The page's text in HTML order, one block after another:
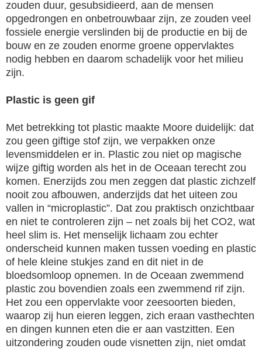
zouden duur, gesubsidieerd, aan de mensen
opgedrongen en onbetrouwbaar zijn, ze zouden veel
fossiele energie verslinden bij de productie en bij de
bouw en ze zouden enorme groene oppervlaktes
nodig hebben en daarom schadelijk voor het milieu
zijn.
Plastic is geen gif
Met betrekking tot plastic maakte Moore duidelijk: dat
zou geen giftige stof zijn, we verpakken onze
levensmiddelen er in. Plastic zou niet op magische
wijze giftig worden als het in de Oceaan terecht zou
komen. Enerzijds zou men zeggen dat plastic zichzelf
nooit zou afbouwen, anderzijds dat het uiteen zou
vallen in “microplastic”. Dat zou praktisch onzichtbaar
en niet te controleren zijn – net zoals bij het CO2, wat
heel slim is. Het menselijk lichaam zou echter
onderscheid kunnen maken tussen voeding en plastic
of hele kleine stukjes zand en dit niet in de
bloedsomloop opnemen. In de Oceaan zwemmend
plastic zou bovendien zoals een zwemmend rif zijn.
Het zou een oppervlakte voor zeesoorten bieden,
waarop zij hun eieren leggen, zich eraan vasthechten
en dingen kunnen eten die er aan vastzitten. Een
uitzondering zouden oude visnetten zijn, niet omdat